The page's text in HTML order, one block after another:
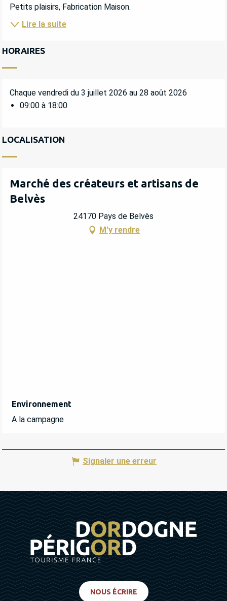
Petits plaisirs, Fabrication Maison.
Lire la suite
HORAIRES
Chaque vendredi du 3 juillet 2026 au 28 août 2026
09:00 à 18:00
LOCALISATION
Marché des créateurs et artisans de
Belvès
24170 Pays de Belvès
M'y rendre
Environnement
Environnement
A la campagne
Signaler une erreur
NOUS ÉCRIRE